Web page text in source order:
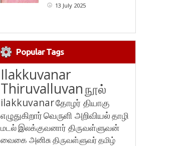
13 July 2025
Popular Tags
Ilakkuvanar
Thiruvalluvanநூல்
ilakkuvanarதோழர் தியாகு
எழுதுகிறார்வெருளி அறிவியல்தாழி
மடல்இலக்குவனார் திருவள்ளுவன்
வைகை அனிசுதிருவள்ளுவர்தமிழ்